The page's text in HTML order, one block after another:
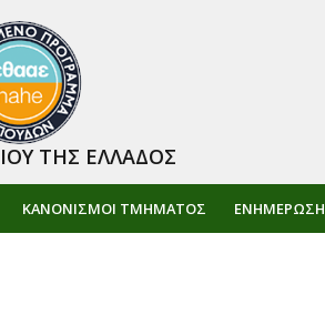
ΚΑΝΟΝΙΣΜΟΙ ΤΜΗΜΑΤΟΣ
ΤΗΣ ΕΛΛΑΔΟΣ